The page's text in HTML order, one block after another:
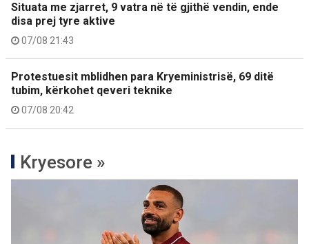
Situata me zjarret, 9 vatra në të gjithë vendin, ende
disa prej tyre aktive
07/08 21:43
Protestuesit mblidhen para Kryeministrisë, 69 ditë
tubim, kërkohet qeveri teknike
07/08 20:42
Kryesore »